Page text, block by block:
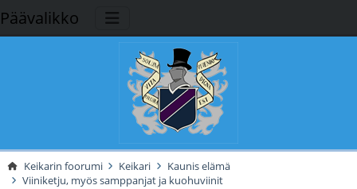
Päävalikko
Keikarin foorumi Keikari
Kaunis elämä
Viiniketju, myös samppanjat ja kuohuviinit